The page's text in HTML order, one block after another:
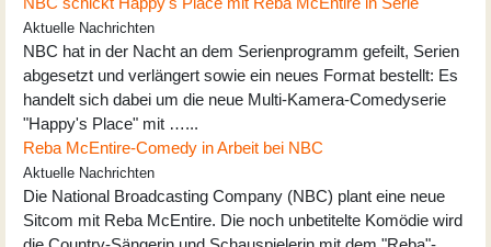
Aktuelle Nachrichten
NBC hat in der Nacht an dem Serienprogramm gefeilt, Serien
abgesetzt und verlängert sowie ein neues Format bestellt: Es
handelt sich dabei um die neue Multi-Kamera-Comedyserie
"Happy's Place" mit …...
Reba McEntire-Comedy in Arbeit bei NBC
Aktuelle Nachrichten
Die National Broadcasting Company (NBC) plant eine neue
Sitcom mit Reba McEntire. Die noch unbetitelte Komödie wird